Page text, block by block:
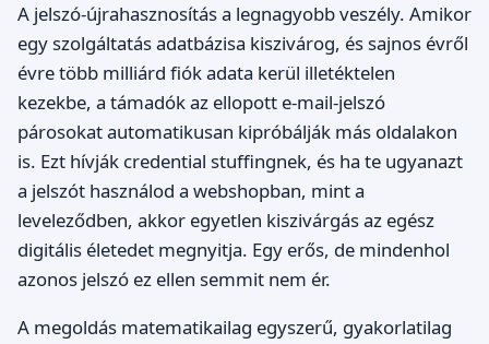
A jelszó-újrahasznosítás a legnagyobb veszély. Amikor
egy szolgáltatás adatbázisa kiszivárog, és sajnos évről
évre több milliárd fiók adata kerül illetéktelen
kezekbe, a támadók az ellopott e-mail-jelszó
párosokat automatikusan kipróbálják más oldalakon
is. Ezt hívják credential stuffingnek, és ha te ugyanazt
a jelszót használod a webshopban, mint a
leveleződben, akkor egyetlen kiszivárgás az egész
digitális életedet megnyitja. Egy erős, de mindenhol
azonos jelszó ez ellen semmit nem ér.
A megoldás matematikailag egyszerű, gyakorlatilag